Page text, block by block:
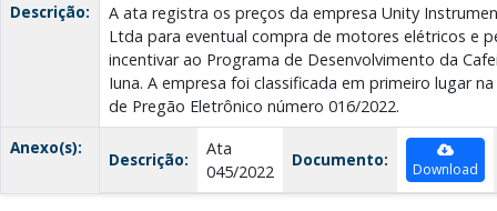
Descrição:
A ata registra os preços da empresa Unity
Ltda para eventual compra de motores elétricos e
incentivar ao Programa de Desenvolvimento da
Iuna. A empresa foi classificada em primeiro lugar
de Pregão Eletrônico número 016/2022.
Anexo(s):
Descrição:
Ata
045/2022
Documento: Download